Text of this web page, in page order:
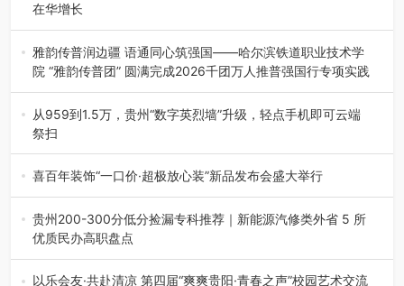
在华增长
融合全球研发实力与本土洞察，深化客户共创，赋能西南市
场创新发展 （7月27日，成…
雅韵传普润边疆 语通同心筑强国——哈尔滨铁道职业技术学
院 “雅韵传普团” 圆满完成2026千团万人推普强国行专项实践
为扎实推进2026“千团万人推普强国行”大学生暑期社会实
践，牢牢紧扣 “雅韵传普…
从959到1.5万，贵州“数字英烈墙”升级，轻点手机即可云端
祭扫
八一建军节到来之际，由贵州省退役军人事务厅指导，贵阳
市退役军人事务局联合贵州广电…
喜百年装饰“一口价·超极放心装”新品发布会盛大举行
2026年7月31日，喜百年装饰“一口价·超极放心装”新品发布
会在贵阳隆重举行。…
贵州200-300分低分捡漏专科推荐｜新能源汽修类外省 5 所
优质民办高职盘点
在贵州省高考志愿填报体系中，200至300分数段考生可选择
的省内工科、新能源汽车…
以乐会友·共赴清凉 第四届“爽爽贵阳·青春之声”校园艺术交流